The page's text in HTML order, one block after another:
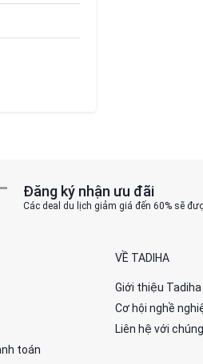
Đăng ký nhận ưu đãi
Các deal du lịch giảm giá đến 60% sẽ
toán
VỀ TADIHA
Giới thiệu Tadiha
Cơ hội nghề
Liên hệ với